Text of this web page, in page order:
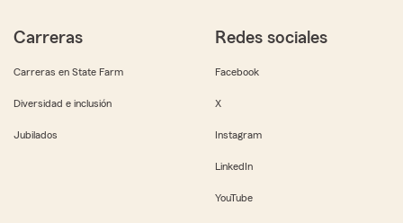
Carreras
Carreras en State Farm
Diversidad e inclusión
Jubilados
Redes sociales
Facebook
X
Instagram
LinkedIn
YouTube